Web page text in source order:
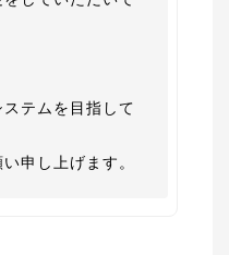
テムを目指して
申し上げます。